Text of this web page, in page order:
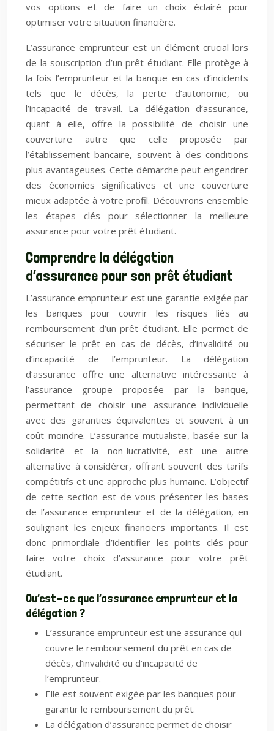
vos options et de faire un choix éclairé pour
optimiser votre situation financière.
L’assurance emprunteur est un élément crucial lors
de la souscription d’un prêt étudiant. Elle protège à
la fois l’emprunteur et la banque en cas d’incidents
tels que le décès, la perte d’autonomie, ou
l’incapacité de travail. La délégation d’assurance,
quant à elle, offre la possibilité de choisir une
couverture autre que celle proposée par
l’établissement bancaire, souvent à des conditions
plus avantageuses. Cette démarche peut engendrer
des économies significatives et une couverture
mieux adaptée à votre profil. Découvrons ensemble
les étapes clés pour sélectionner la meilleure
assurance pour votre prêt étudiant.
Comprendre la délégation
d’assurance pour son prêt étudiant
L’assurance emprunteur est une garantie exigée par
les banques pour couvrir les risques liés au
remboursement d’un prêt étudiant. Elle permet de
sécuriser le prêt en cas de décès, d’invalidité ou
d’incapacité de l’emprunteur. La délégation
d’assurance offre une alternative intéressante à
l’assurance groupe proposée par la banque,
permettant de choisir une assurance individuelle
avec des garanties équivalentes et souvent à un
coût moindre. L’assurance mutualiste, basée sur la
solidarité et la non-lucrativité, est une autre
alternative à considérer, offrant souvent des tarifs
compétitifs et une approche plus humaine. L’objectif
de cette section est de vous présenter les bases
de l’assurance emprunteur et de la délégation, en
soulignant les enjeux financiers importants. Il est
donc primordiale d’identifier les points clés pour
faire votre choix d’assurance pour votre prêt
étudiant.
Qu’est-ce que l’assurance emprunteur et la
délégation ?
L’assurance emprunteur est une assurance qui
couvre le remboursement du prêt en cas de
décès, d’invalidité ou d’incapacité de
l’emprunteur.
Elle est souvent exigée par les banques pour
garantir le remboursement du prêt.
La délégation d’assurance permet de choisir